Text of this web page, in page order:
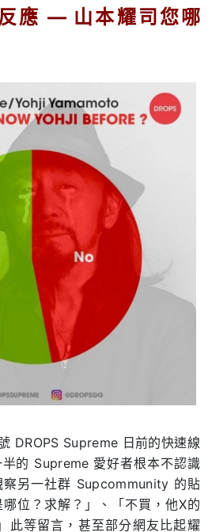
應 — 山本耀司您哪
DROPS Supreme 日前的快速線
半的 Supreme 愛好者根本不認識
察另一社群 Supcommunity 的貼
位？求解？」、「不買，他X的
此等留言，甚至部分網友比起耀